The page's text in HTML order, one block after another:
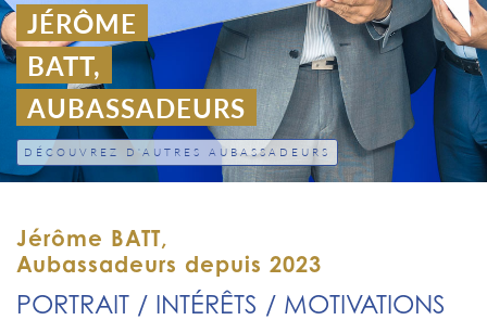
JÉRÔME
BATT,
AUBASSADEURS
DÉCOUVREZ D'AUTRES AUBASSADEURS
Jérôme BATT,
Aubassadeurs depuis 2023
PORTRAIT / INTÉRÊTS / MOTIVATIONS